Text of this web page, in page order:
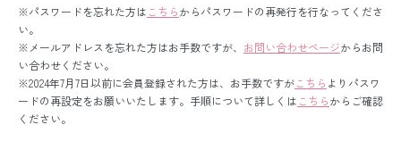
色打掛&紋付袴レンタル
白無垢&紋付袴レンタル
引き振袖レンタル
※パスワードを忘れた方は こちらからパスワードの再発行を行なってくださ
い。
※メールアドレスを忘れた方はお手数ですが、 お問い合わせページからお問
い合わせください。
※2024年7月7日以前に会員登録された方は、お手数ですがこちら よりパスワ
ードの再設定をお願いいたします。手順について詳しくは こちらからご確認
ください。